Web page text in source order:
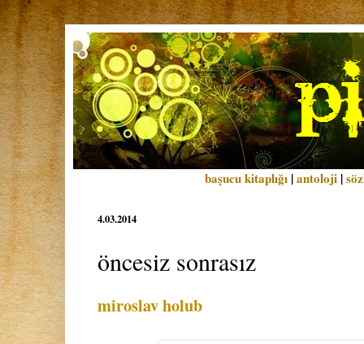
başucu kitaplığı |antoloji |
4.03.2014
öncesiz sonrasız
miroslav holub